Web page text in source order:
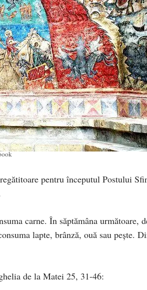
pentru începutul Postului
carne. În săptămâna următoare,
lapte, brânză, ouă sau pește.
de la Matei 25, 31-46: